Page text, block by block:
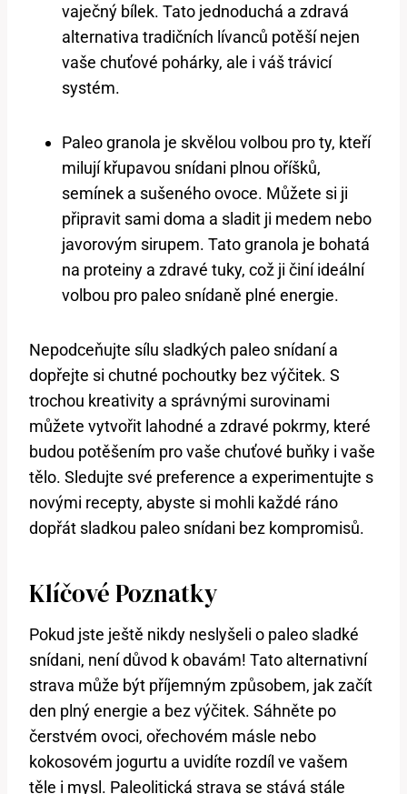
vaječný bílek. Tato jednoduchá a zdravá
alternativa tradičních lívanců potěší nejen
vaše chuťové pohárky, ale i váš trávicí
systém.
Paleo granola je skvělou volbou pro ty, kteří
milují křupavou snídani plnou oříšků,
semínek a sušeného ovoce. Můžete si ji
připravit sami doma a sladit ji medem nebo
javorovým sirupem. Tato granola je bohatá
na proteiny a zdravé tuky, což ji činí ideální
volbou pro paleo snídaně plné energie.
Nepodceňujte sílu sladkých paleo snídaní a
dopřejte si chutné pochoutky bez výčitek. S
trochou kreativity a správnými surovinami
můžete vytvořit lahodné a zdravé pokrmy, které
budou potěšením pro vaše chuťové buňky i vaše
tělo. Sledujte své preference a experimentujte s
novými recepty, abyste si mohli každé ráno
dopřát sladkou paleo snídani bez kompromisů.
Klíčové Poznatky
Pokud jste ještě nikdy neslyšeli o paleo sladké
snídani, není důvod k obavám! Tato alternativní
strava může být příjemným způsobem, jak začít
den plný energie a bez výčitek. Sáhněte po
čerstvém ovoci, ořechovém másle nebo
kokosovém jogurtu a uvidíte rozdíl ve vašem
těle i mysl. Paleolitická strava se stává stále